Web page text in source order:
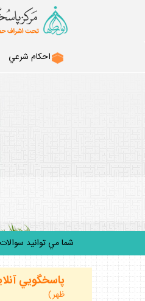
احكام شرعي
شما مي توانيد سوالات
پاسخگويي
ظهر)